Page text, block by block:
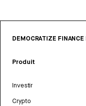
DEMOCRATIZE
Produit
Investir
Crypto